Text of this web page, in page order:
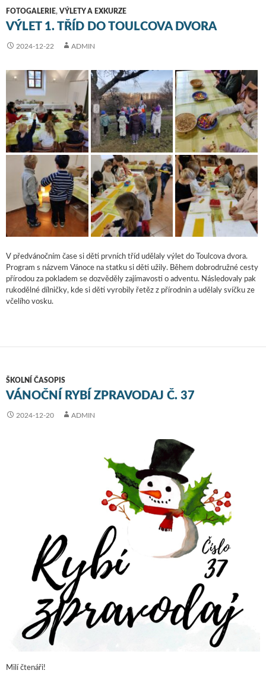
FOTOGALERIE, VÝLETY A EXKURZE
VÝLET 1. TŘÍD DO TOULCOVA DVORA
2024-12-22 ADMIN
V předvánočním čase si děti prvních tříd udělaly výlet do Toulcova dvora.
Program s názvem Vánoce na statku si děti užily. Během dobrodružné cesty
přírodou za pokladem se dozvěděly zajímavosti o adventu. Následovaly pak
rukodělné dílničky, kde si děti vyrobily řetěz z přírodnin a udělaly svíčku ze
včelího vosku.
ŠKOLNÍ ČASOPIS
VÁNOČNÍ RYBÍ ZPRAVODAJ Č. 37
2024-12-20 ADMIN
Milí čtenáři!